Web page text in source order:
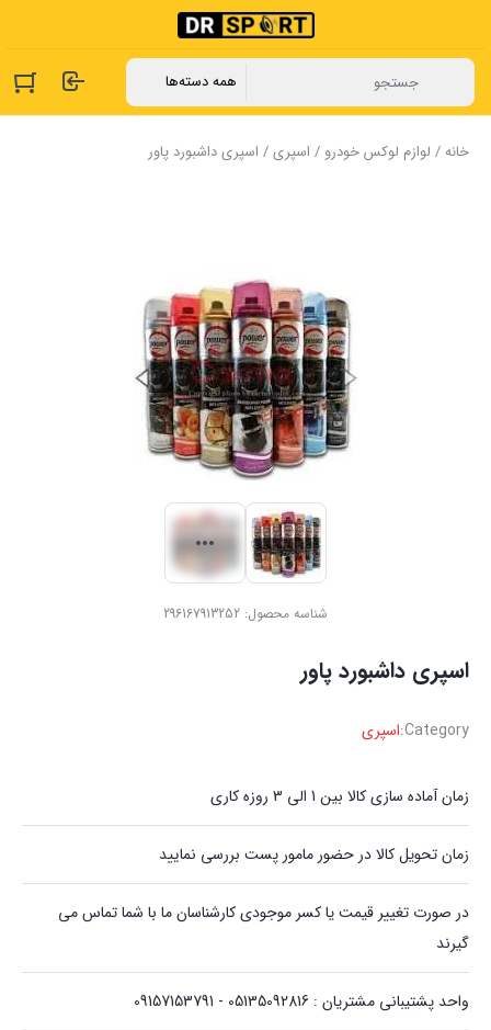
خانه/ لوازم لوکس خودرو / اسپری/ اسپری داشبورد پاور
شناسه محصول: 296167913252
اسپری داشبورد پاور
Category: اسپری
زمان آماده سازی کالا بین 1 الی 3 روزه کاری
زمان تحویل کالا در حضور مامور پست بررسی نمایید
در صورت تغییر قیمت یا کسر موجودی کارشناسان ما با شما تماس می
گیرند
واحد پشتیبانی مشتریان : 05135092816 - 09157153791